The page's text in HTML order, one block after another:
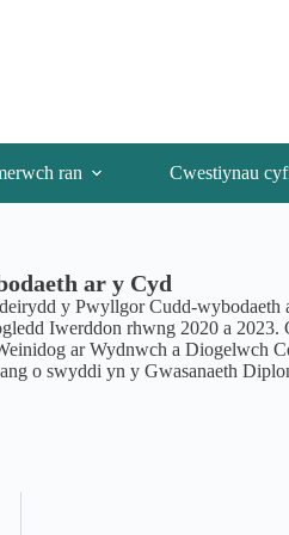
ran Cwestiynau
ar y Cyd
y Pwyllgor Cudd-
Iwerddon rhwng 2020 a
ar Wydnwch a Diogelwch
o swyddi yn y Gwasanaeth